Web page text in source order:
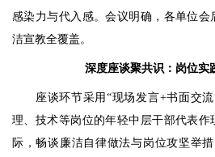
感染力与代入感。会议明确，各单位
洁宣教全覆盖。
深度座谈聚共识：岗位实
座谈环节采用“现场发言+书面交
理、技术等岗位的年轻中层干部代表
际，畅谈廉洁自律做法与岗位攻坚举